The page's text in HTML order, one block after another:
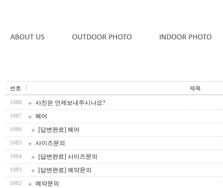
번호 제목
1088 사진은 언제보내주시나요?
1087 헤어
1086 [답변완료] 헤어
1085 사이즈문의
1084 [답변완료] 사이즈문의
1083 [답변완료] 예약문의
1082 예약문의